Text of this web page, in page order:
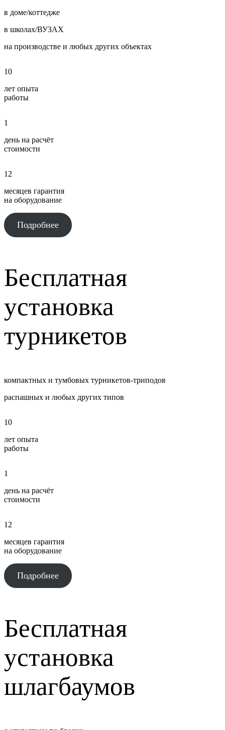
в доме/коттедже
в школах/ВУЗАХ
на производстве и любых других объектах
10
лет опыта
работы
1
день на расчёт
стоимости
12
месяцев гарантия
на оборудование
Подробнее
Бесплатная
установка
турникетов
компактных и тумбовых турникетов-триподов
распашных и любых других типов
10
лет опыта
работы
1
день на расчёт
стоимости
12
месяцев гарантия
на оборудование
Подробнее
Бесплатная
установка
шлагбаумов